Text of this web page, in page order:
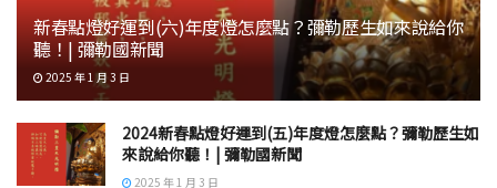
新春點燈好運到(六)年度燈怎麼點？彌勒歷生如來說給你
聽！| 彌勒國新聞
2025 年 1 月 3 日
2024新春點燈好運到(五)年度燈怎麼點？彌勒歷生如
來說給你聽！| 彌勒國新聞
2025 年 1 月 3 日